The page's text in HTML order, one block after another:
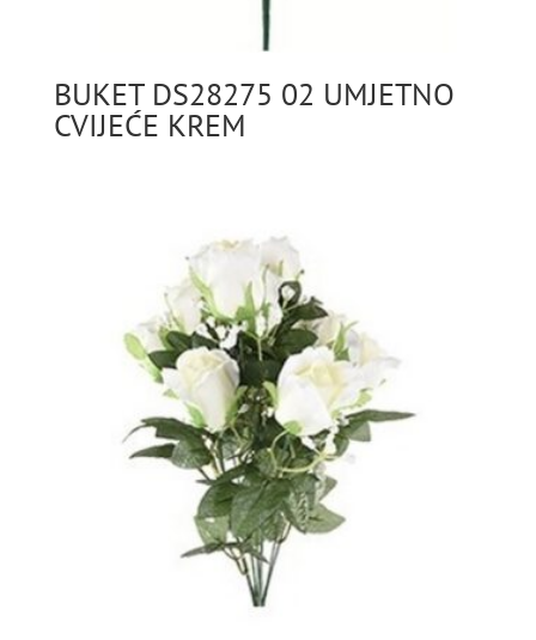
BUKET DS28275 02 UMJETNO
CVIJEĆE KREM